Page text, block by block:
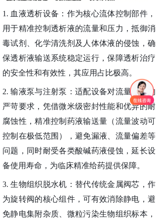
1. 血液透析设备：作为核心流体控制部件，
用于精准控制透析液的流量和压力，抵御消
毒试剂、化学清洗剂及人体体液的侵蚀，确
保透析液输送系统稳定运行，保障透析治疗
的安全性和有效性，其应用占比极高。
2.输液泵与注射泵：适配设备对流量精度的
严苛要求，凭借微米级密封性能和优异的耐
腐蚀性，精准控制药液输送量（流量波动可
控制在极低范围），避免漏液、流量偏差等
问题，同时耐受各类酸碱药液侵蚀，延长设
备使用寿命，为临床精准给药提供保障。
3.生物组织脱水机：替代传统金属阀芯，作
为旋转阀的核心组件，可有效消除静电，避
免静电集附杂质、微粒污染生物组织标本，